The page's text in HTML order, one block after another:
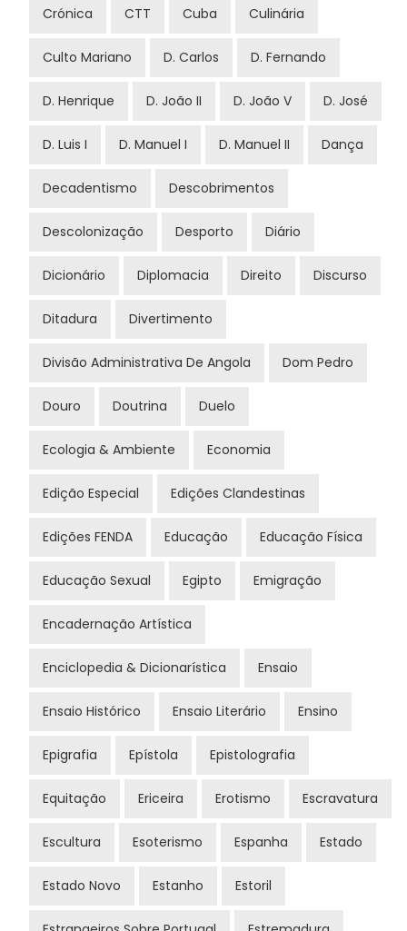
Crónica CTT Cuba Culinária
Culto Mariano D. Carlos D. Fernando
D. Henrique D. João II D. João V D. José
D. Luis I D. Manuel I D. Manuel II Dança
Decadentismo Descobrimentos
Descolonização Desporto Diário
Dicionário Diplomacia Direito Discurso
Ditadura Divertimento
Divisão Administrativa De Angola Dom Pedro
Douro Doutrina Duelo
Ecologia & Ambiente Economia
Edição Especial Edições Clandestinas
Edições FENDA Educação Educação Física
Educação Sexual Egipto Emigração
Encadernação Artística
Enciclopedia & Dicionarística Ensaio
Ensaio Histórico Ensaio Literário Ensino
Epigrafia Epístola Epistolografia
Equitação Ericeira Erotismo Escravatura
Escultura Esoterismo Espanha Estado
Estado Novo Estanho Estoril